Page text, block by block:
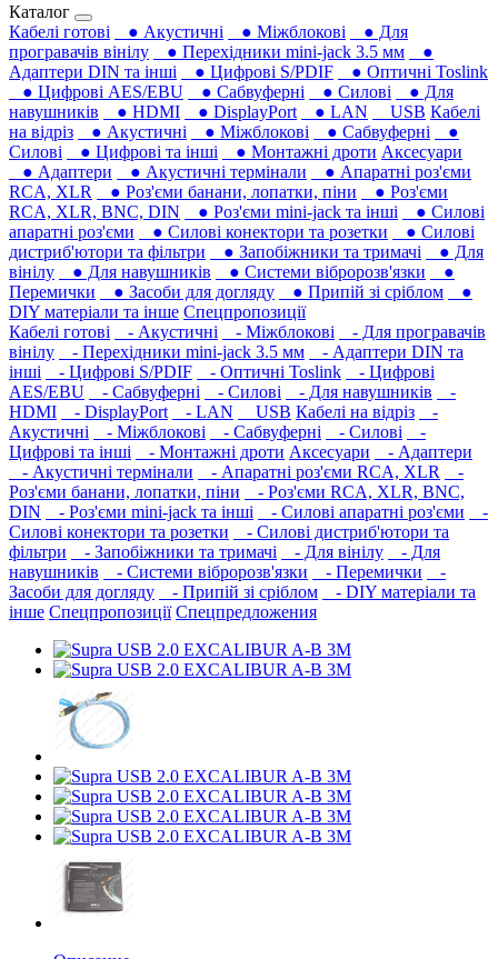
Каталог
Кабелі готові
● Акустичні ● Міжблокові
● Для
програвачів вінілу
● Перехідники mini-jack 3.5 мм
●
Адаптери DIN та інші
● Цифрові S/PDIF
● Оптичні Toslink
● Цифрові AES/EBU
● Сабвуферні ● Силові
● Для
навушників‎
● HDMI ● DisplayPort ● LAN USB Кабелі
на відріз
● Акустичні ● Міжблокові ● Сабвуферні
●
Силові
● Цифрові та інші ● Монтажні дроти Аксесуари
● Адаптери
● Акустичні термінали
● Апаратні роз'єми
RCA, XLR
● Роз'єми банани, лопатки, піни
● Роз'єми
RCA, XLR, BNC, DIN
● Роз'єми mini-jack та інші
● Силові
апаратні роз'єми
● Силові конектори та розетки
● Силові
дистриб'ютори та фільтри
● Запобіжники та тримачі
● Для
вінілу
● Для навушників‎ ● Системи вібророзв'язки
●
Перемички
● Засоби для догляду ● Припій зі сріблом
●
DIY матеріали та інше Спецпропозиції
Кабелі готові
- Акустичні - Міжблокові
- Для програвачів
вінілу
- Перехідники mini-jack 3.5 мм
- Адаптери DIN та
інші
- Цифрові S/PDIF - Оптичні Toslink
- Цифрові
AES/EBU
- Сабвуферні - Силові - Для навушників‎
-
HDMI
- DisplayPort - LAN USB Кабелі на відріз
-
Акустичні
- Міжблокові - Сабвуферні - Силові
-
Цифрові та інші
- Монтажні дроти Аксесуари
- Адаптери
- Акустичні термінали
- Апаратні роз'єми RCA, XLR
-
Роз'єми банани, лопатки, піни
- Роз'єми RCA, XLR, BNC,
DIN
- Роз'єми mini-jack та інші - Силові апаратні роз'єми
-
Силові конектори та розетки
- Силові дистриб'ютори та
фільтри
- Запобіжники та тримачі - Для вінілу
- Для
навушників‎
- Системи вібророзв'язки - Перемички
-
Засоби для догляду
- Припій зі сріблом
- DIY матеріали та
інше Спецпропозиції Спецпредложения